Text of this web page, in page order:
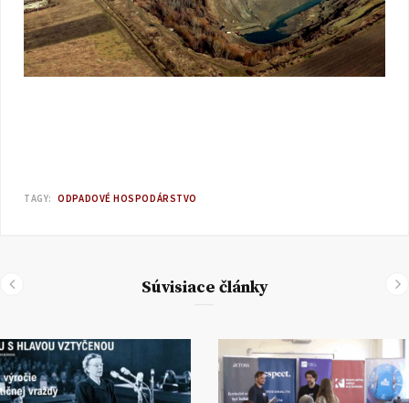
TAGY: ODPADOVÉ HOSPODÁRSTVO
Súvisiace články